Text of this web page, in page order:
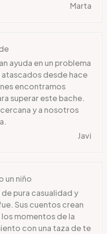
Marta
ayuda en un problema
atascados desde hace
encontramos
superar este bache.
y a nosotros
Javi
un niño
pura casualidad y
Sus cuentos crean
momentos de la
con una taza de te